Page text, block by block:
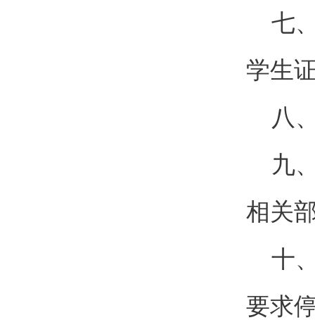
七、
学生
八、
九、
相关
十、
要求